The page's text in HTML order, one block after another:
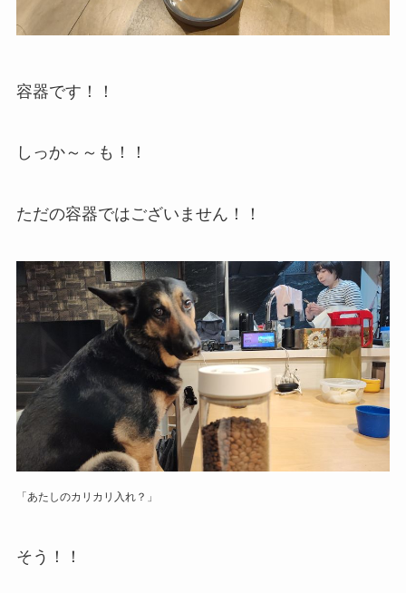
容器です！！
しっか～～も！！
ただの容器ではございません！！
「あたしのカリカリ入れ？」
そう！！